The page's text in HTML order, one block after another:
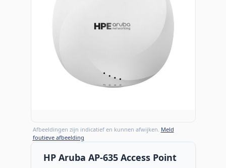
Afbeeldingen zijn indicatief en kunnen afwijken. Meld
foutieve afbeelding
HP Aruba AP-635 Access Point